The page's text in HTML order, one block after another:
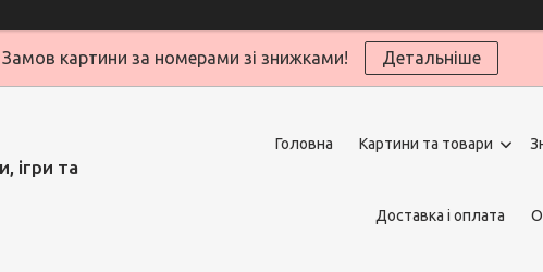
Замов картини за номерами зі знижками! Детальніше
ігри та
Головна Картини та товари
Доставка і оплата